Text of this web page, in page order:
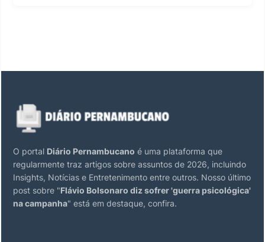
O portal Diário Pernambucano é uma plataforma que
regularmente traz artigos sobre assuntos de 2026, incluindo
Insights, Notícias e Entretenimento entre outros. Nosso último
post sobre "Flávio Bolsonaro diz sofrer 'guerra psicológica'
na campanha" está em destaque, confira.